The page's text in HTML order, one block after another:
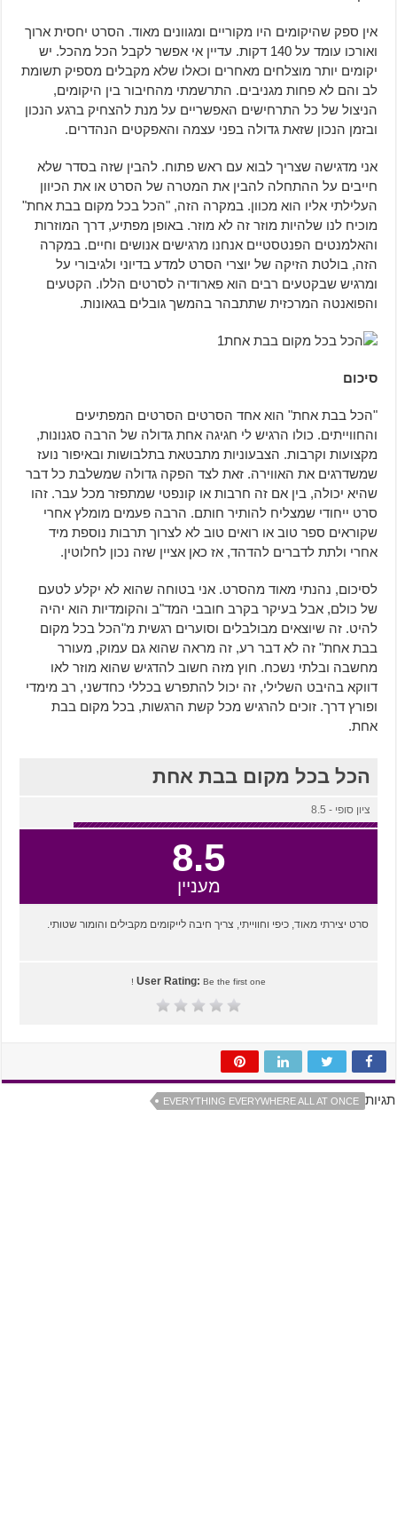
אין ספק שהיקומים היו מקוריים ומגוונים מאוד. הסרט יחסית ארוך
ואורכו עומד על 140 דקות. עדיין אי אפשר לקבל הכל מהכל. יש
יקומים יותר מוצלחים מאחרים וכאלו שלא מקבלים מספיק תשומת
לב והם לא פחות מגניבים. התרשמתי מהחיבור בין היקומים,
הניצול של כל התרחישים האפשריים על מנת להצחיק ברגע הנכון
ובזמן הנכון שזאת גדולה בפני עצמה והאפקטים הנהדרים.
אני מדגישה שצריך לבוא עם ראש פתוח. להבין שזה בסדר שלא
חייבים על ההתחלה להבין את המטרה של הסרט או את הכיוון
העלילתי אליו הוא מכוון. במקרה הזה, "הכל בכל מקום בבת אחת"
מוכיח לנו שלהיות מוזר זה לא מוזר. באופן מפתיע, דרך המוזרות
והאלמנטים הפנטסטיים אנחנו מרגישים אנושים וחיים. במקרה
הזה, בולטת הזיקה של יוצרי הסרט למדע בדיוני ולגיבורי על
ומרגיש שבקטעים רבים הוא פארודיה לסרטים הללו. הקטעים
והפואנטה המרכזית שתתבהר בהמשך גובלים בגאונות.
סיכום
"הכל בבת אחת" הוא אחד הסרטים הסרטים המפתיעים
והחווייתים. כולו הרגיש לי חגיגה אחת גדולה של הרבה סגנונות,
מקצועות וקרבות. הצבעוניות מתבטאת בתלבושות ובאיפור נועז
שמשדרגים את האווירה. זאת לצד הפקה גדולה שמשלבת כל דבר
שהיא יכולה, בין אם זה חרבות או קונפטי שמתפזר מכל עבר. זהו
סרט ייחודי שמצליח להותיר חותם. הרבה פעמים מומלץ אחרי
שקוראים ספר טוב או רואים טוב לא לצרוך תרבות נוספת מיד
אחרי ולתת לדברים להדהד, אז כאן אציין שזה נכון לחלוטין.
לסיכום, נהנתי מאוד מהסרט. אני בטוחה שהוא לא יקלע לטעם
של כולם, אבל בעיקר בקרב חובבי המד"ב והקומדיות הוא יהיה
להיט. זה שיוצאים מבולבלים וסוערים רגשית מ"הכל בכל מקום
בבת אחת" זה לא דבר רע, זה מראה שהוא גם עמוק, מעורר
מחשבה ובלתי נשכח. חוץ מזה חשוב להדגיש שהוא מוזר לאו
דווקא בהיבט השלילי, זה יכול להתפרש בכללי כחדשני, רב מימדי
ופורץ דרך. זוכים להרגיש מכל קשת הרגשות, בכל מקום בבת
אחת.
הכל בכל מקום בבת אחת
ציון סופי - 8.5
8.5
מעניין
סרט יצירתי מאוד, כיפי וחווייתי, צריך חיבה לייקומים מקבילים והומור שטותי.
User Rating:Be the first one !
תגיות EVERYTHING EVERYWHERE ALL AT ONCE